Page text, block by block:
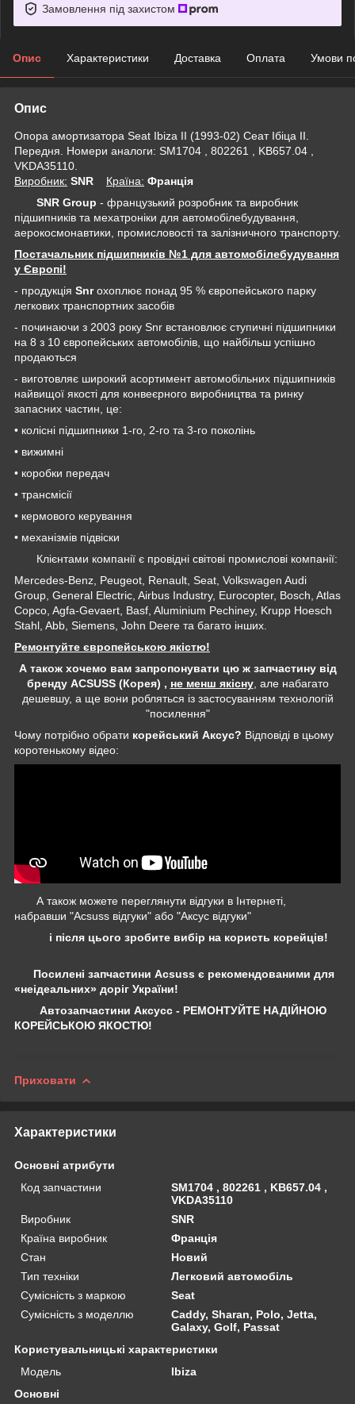
Замовлення під захистом
Опис Характеристики Доставка Оплата Умови
Опис
Опора амортизатора Seat Ibiza II (1993-02) Сеат Ібіца II.
Передня. Номери аналоги: SM1704 , 802261 , KB657.04 ,
VKDA35110.
Виробник: SNR Крaїна: Франція
SNR Group - французький розробник та виробник
підшипників та мехатроніки для автомобілебудування,
аерокосмонавтики, промисловості та залізничного транспорту.
Постачальник підшипників №1 для автомобілебудування
у Європі!
- продукція Snrохоплює понад 95 % європейського парку
легкових транспортних засобів
- починаючи з 2003 року Snr встановлює ступичні підшипники
на 8 з 10 європейських автомобілів, що найбільш успішно
продаються
- виготовляє широкий асортимент автомобільних підшипників
найвищої якості для конвеєрного виробництва та ринку
запасних частин, це:
• колісні підшипники 1-го, 2-го та 3-го поколінь
• вижимні
• коробки передач
• трансмісії
• кермового керування
• механізмів підвіски
Клієнтами компанії є провідні світові промислові компанії:
Mercedes-Benz, Peugeot, Renault, Seat, Volkswagen Audi
Group, General Electric, Airbus Industry, Eurocopter, Bosch, Atlas
Copco, Agfa-Gevaert, Basf, Aluminium Pechiney, Krupp Hoesch
Stahl, Abb, Siemens, John Deere та багато інших.
Ремонтуйте європейською якістю!
А також хочемо вам запропонувати цю ж запчастину від
бренду ACSUSS (Корея) , не менш якісну, але набагато
дешевшу, а ще вони робляться із застосуванням технологій
"посилення"
Чому потрібно обрати корейський Аксус? Відповіді в цьому
коротенькому відео:
А також можете переглянути відгуки в Інтернеті,
набравши "Acsuss відгуки" або "Аксус відгуки"
і після цього зробите вибір на користь корейців!
Посилені запчастини Acsuss є рекомендованими для
«неідеальних» доріг України!
Автозапчастини Аксусс - РЕМОНТУЙТЕ НАДІЙНОЮ
КОРЕЙСЬКОЮ ЯКОСТЮ!
Приховати
Характеристики
Основні атрибути
Код запчастини
SM1704 , 802261 , KB657.04 ,
VKDA35110
Виробник
SNR
Країна виробник
Франція
Стан
Новий
Тип техніки
Легковий автомобіль
Сумісність з маркою
Seat
Сумісність з моделлю
Caddy, Sharan, Polo, Jetta,
Galaxy, Golf, Passat
Користувальницькі характеристики
Мoдель
Ibiza
Основні